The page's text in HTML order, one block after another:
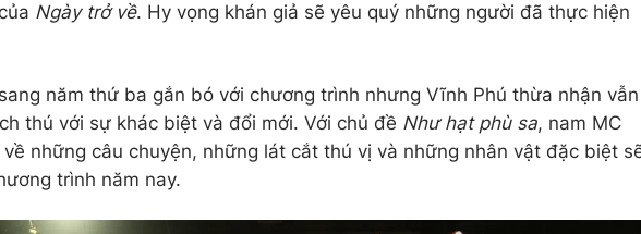
Ngày trở về. Hy vọng khán giả sẽ yêu quý những người đã thực hiện
năm thứ ba gắn bó với chương trình nhưng Vĩnh Phú thừa nhận vẫn
thú với sự khác biệt và đổi mới. Với chủ đề Như hạt phù sa, nam MC
những câu chuyện, những lát cắt thú vị và những nhân vật đặc biệt
trình năm nay.